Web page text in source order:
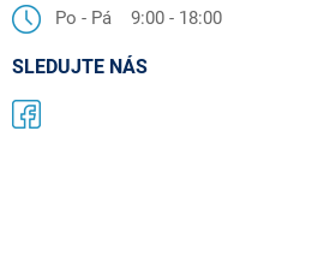
Po - Pá 9:00 - 18:00
SLEDUJTE NÁS